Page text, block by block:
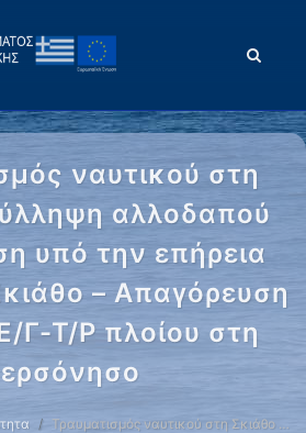
ναυτικού στη
αλλοδαπού
υπό την επήρεια
– Απαγόρευση
Γ-Τ/Ρ πλοίου στη
Τραυματισμός ναυτικού στη Σκιάθο …